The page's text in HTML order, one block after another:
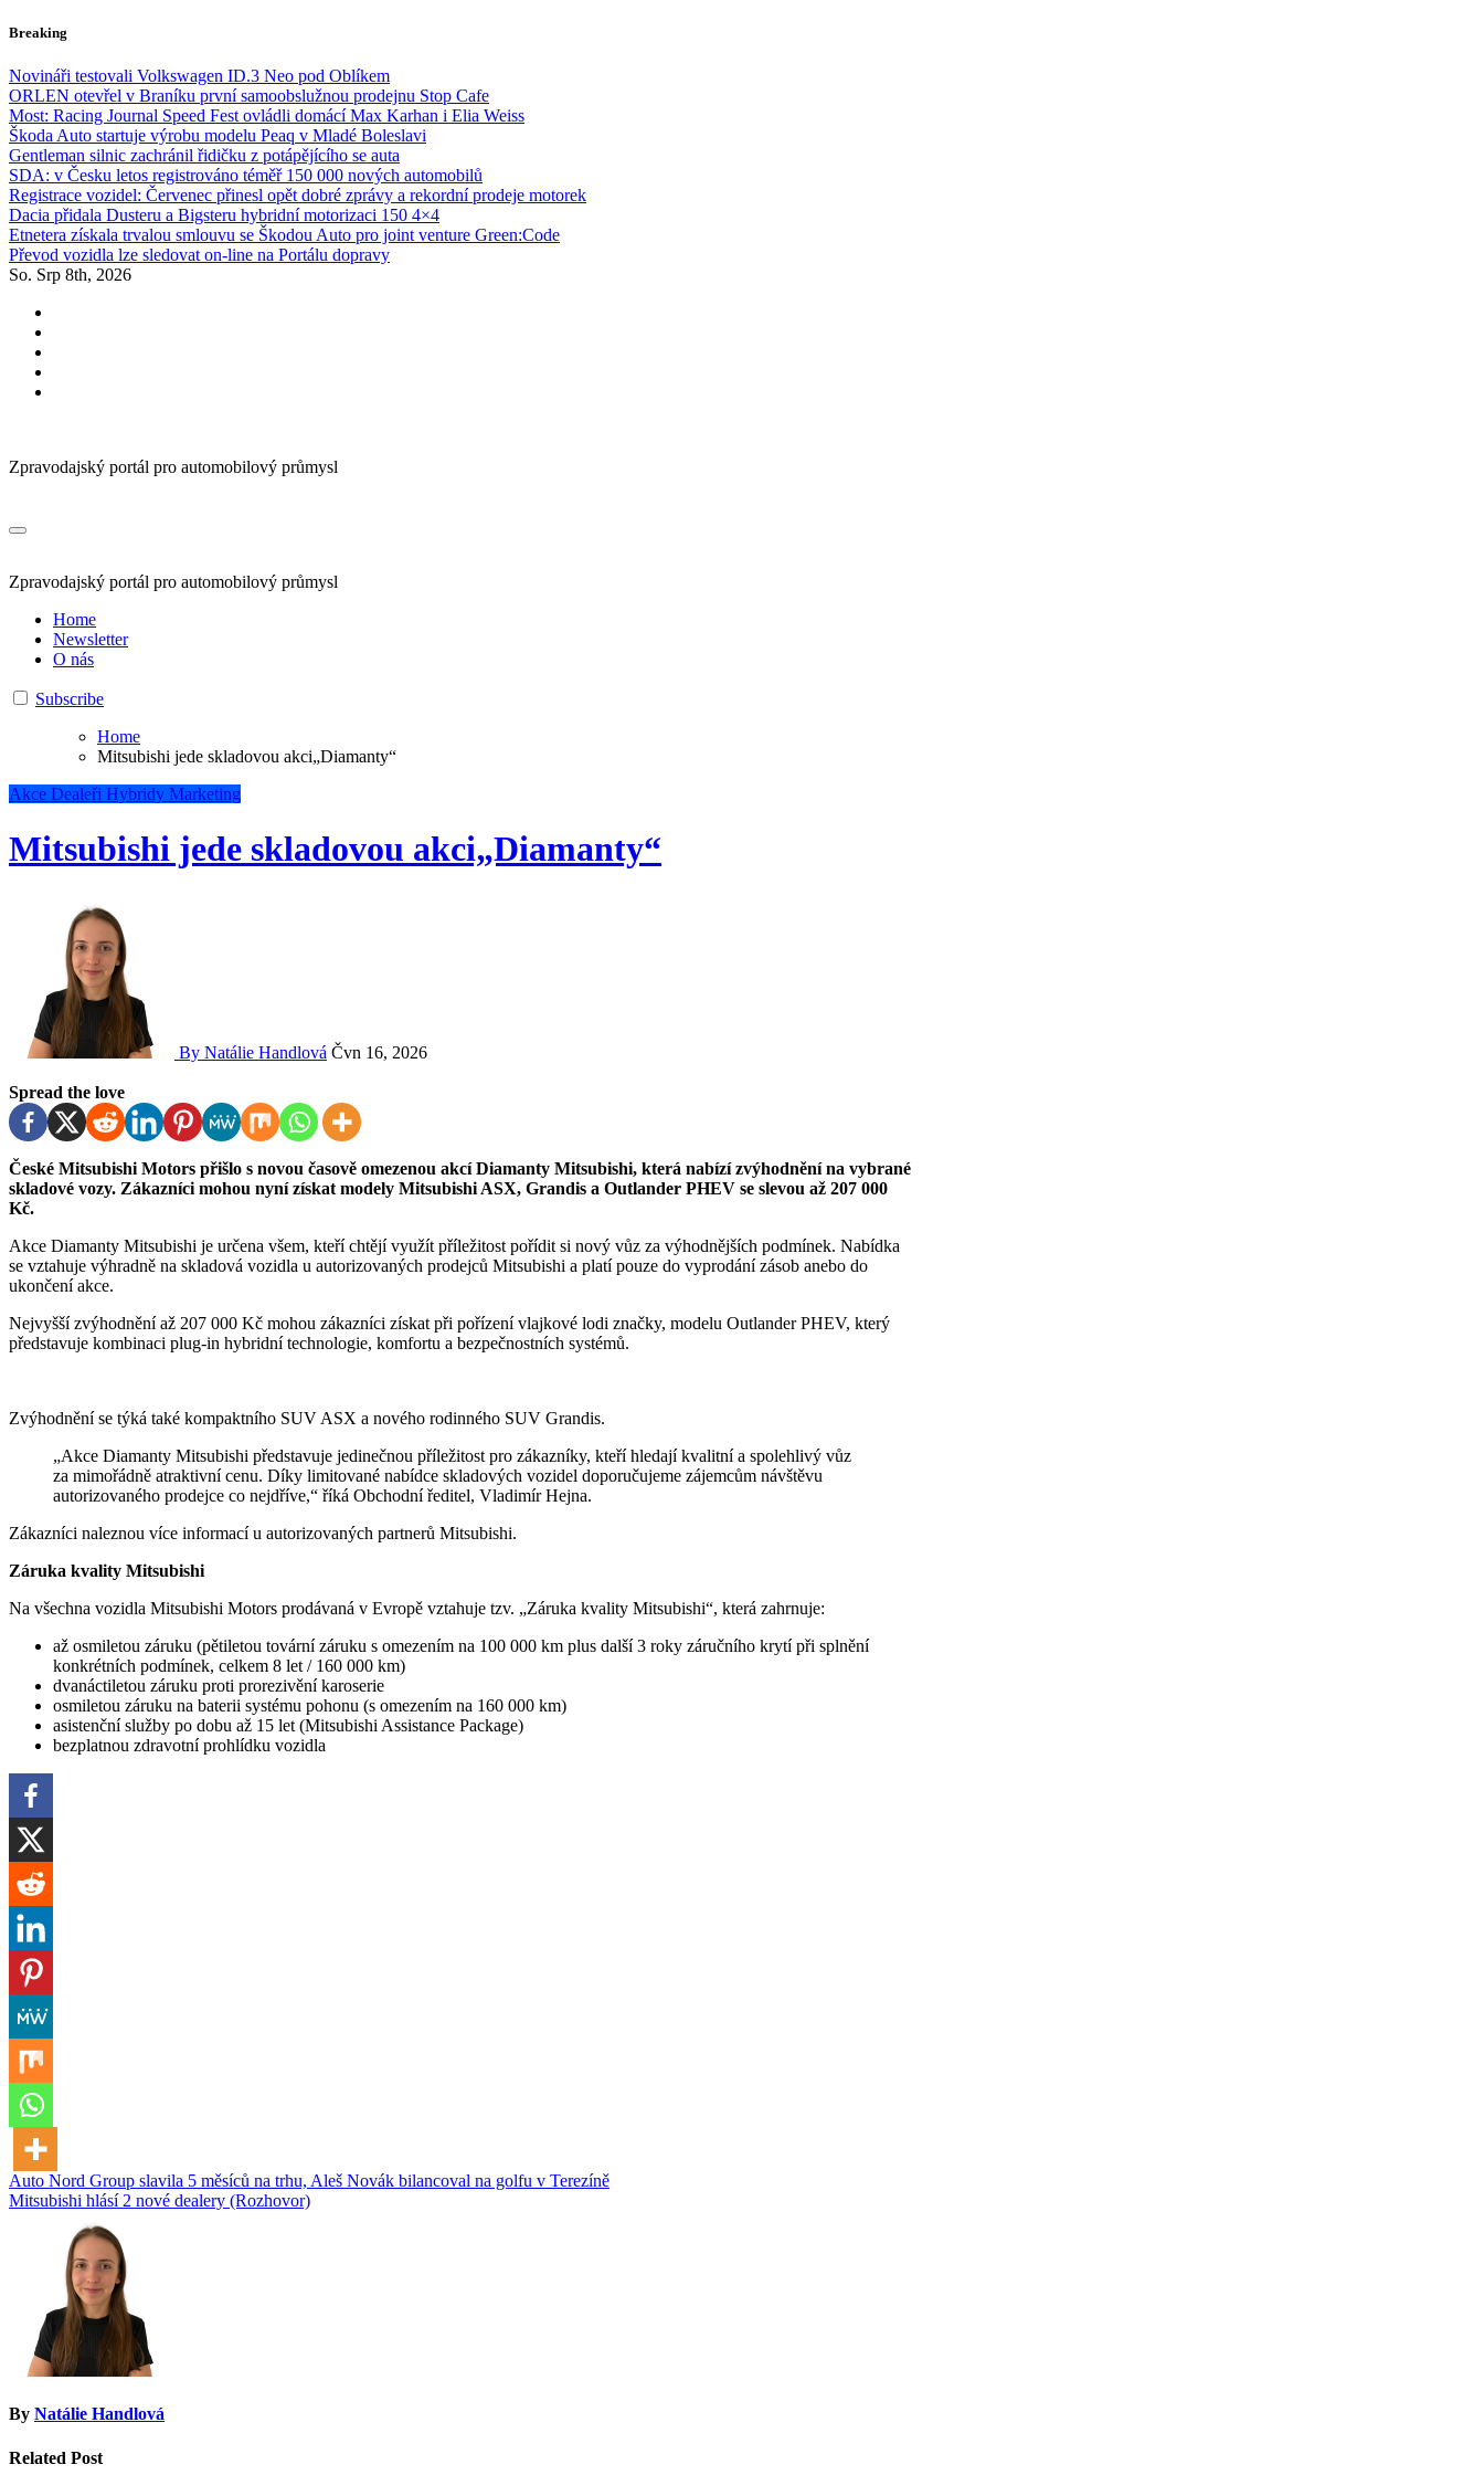
Skip
content
Breaking
Novináři testovali Volkswagen ID.3 Neo pod Oblíkem
ORLEN otevřel v Braníku první samoobslužnou prodejnu Stop Cafe
Most: Racing Journal Speed Fest ovládli domácí Max Karhan i Elia Weiss
Škoda Auto startuje výrobu modelu Peaq v Mladé Boleslavi
Gentleman silnic zachránil řidičku z potápějícího se auta
SDA: v Česku letos registrováno téměř 150 000 nových automobilů
Registrace vozidel: Červenec přinesl opět dobré zprávy a rekordní prodeje motorek
Dacia přidala Dusteru a Bigsteru hybridní motorizaci 150 4×4
Etnetera získala trvalou smlouvu se Škodou Auto pro joint venture Green:Code
Převod vozidla lze sledovat on-line na Portálu dopravy
So. Srp 8th, 2026
Zpravodajský portál pro automobilový průmysl
Zpravodajský portál pro automobilový průmysl
Home
Newsletter
O nás
Subscribe
Home
Mitsubishi jede skladovou akci„Diamanty“
Akce Dealeři Hybridy Marketing
Mitsubishi jede skladovou akci„Diamanty“
By Natálie Handlová Čvn 16, 2026
Spread the love
České Mitsubishi Motors přišlo s novou časově omezenou akcí Diamanty Mitsubishi, která nabízí zvýhodnění na vybrané
skladové vozy. Zákazníci mohou nyní získat modely Mitsubishi ASX, Grandis a Outlander PHEV se slevou až 207 000
Kč.
Akce Diamanty Mitsubishi je určena všem, kteří chtějí využít příležitost pořídit si nový vůz za výhodnějších podmínek. Nabídka
se vztahuje výhradně na skladová vozidla u autorizovaných prodejců Mitsubishi a platí pouze do vyprodání zásob anebo do
ukončení akce.
Nejvyšší zvýhodnění až 207 000 Kč mohou zákazníci získat při pořízení vlajkové lodi značky, modelu Outlander PHEV, který
představuje kombinaci plug-in hybridní technologie, komfortu a bezpečnostních systémů.
Zvýhodnění se týká také kompaktního SUV ASX a nového rodinného SUV Grandis.
„Akce Diamanty Mitsubishi představuje jedinečnou příležitost pro zákazníky, kteří hledají kvalitní a spolehlivý vůz
za mimořádně atraktivní cenu. Díky limitované nabídce skladových vozidel doporučujeme zájemcům návštěvu
autorizovaného prodejce co nejdříve,“ říká Obchodní ředitel, Vladimír Hejna.
Zákazníci naleznou více informací u autorizovaných partnerů Mitsubishi.
Záruka kvality Mitsubishi
Na všechna vozidla Mitsubishi Motors prodávaná v Evropě vztahuje tzv. „Záruka kvality Mitsubishi“, která zahrnuje:
až osmiletou záruku (pětiletou tovární záruku s omezením na 100 000 km plus další 3 roky záručního krytí při splnění
konkrétních podmínek, celkem 8 let / 160 000 km)
dvanáctiletou záruku proti prorezivění karoserie
osmiletou záruku na baterii systému pohonu (s omezením na 160 000 km)
asistenční služby po dobu až 15 let (Mitsubishi Assistance Package)
bezplatnou zdravotní prohlídku vozidla
Navigace
pro
příspěvek
Auto Nord Group slavila 5 měsíců na trhu, Aleš Novák bilancoval na golfu v Terezíně
Mitsubishi hlásí 2 nové dealery (Rozhovor)
By Natálie Handlová
Related Post